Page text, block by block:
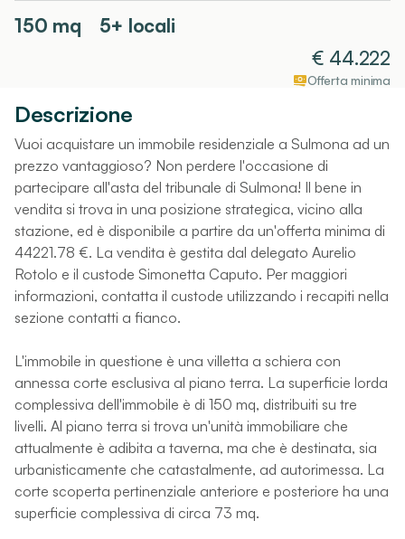
150 mq
5+ locali
€ 44.222
Offerta minima
Descrizione
Vuoi acquistare un immobile residenziale a Sulmona ad un
prezzo vantaggioso? Non perdere l'occasione di
partecipare all'asta del tribunale di Sulmona! Il bene in
vendita si trova in una posizione strategica, vicino alla
stazione, ed è disponibile a partire da un'offerta minima di
44221.78 €. La vendita è gestita dal delegato Aurelio
Rotolo e il custode Simonetta Caputo. Per maggiori
informazioni, contatta il custode utilizzando i recapiti nella
sezione contatti a fianco.
L'immobile in questione è una villetta a schiera con
annessa corte esclusiva al piano terra. La superficie lorda
complessiva dell'immobile è di 150 mq, distribuiti su tre
livelli. Al piano terra si trova un'unità immobiliare che
attualmente è adibita a taverna, ma che è destinata, sia
urbanisticamente che catastalmente, ad autorimessa. La
corte scoperta pertinenziale anteriore e posteriore ha una
superficie complessiva di circa 73 mq.